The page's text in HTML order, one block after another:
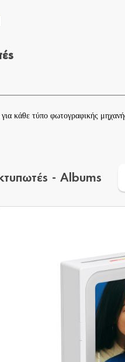
κάθε τύπο φωτογραφικής
- Albums